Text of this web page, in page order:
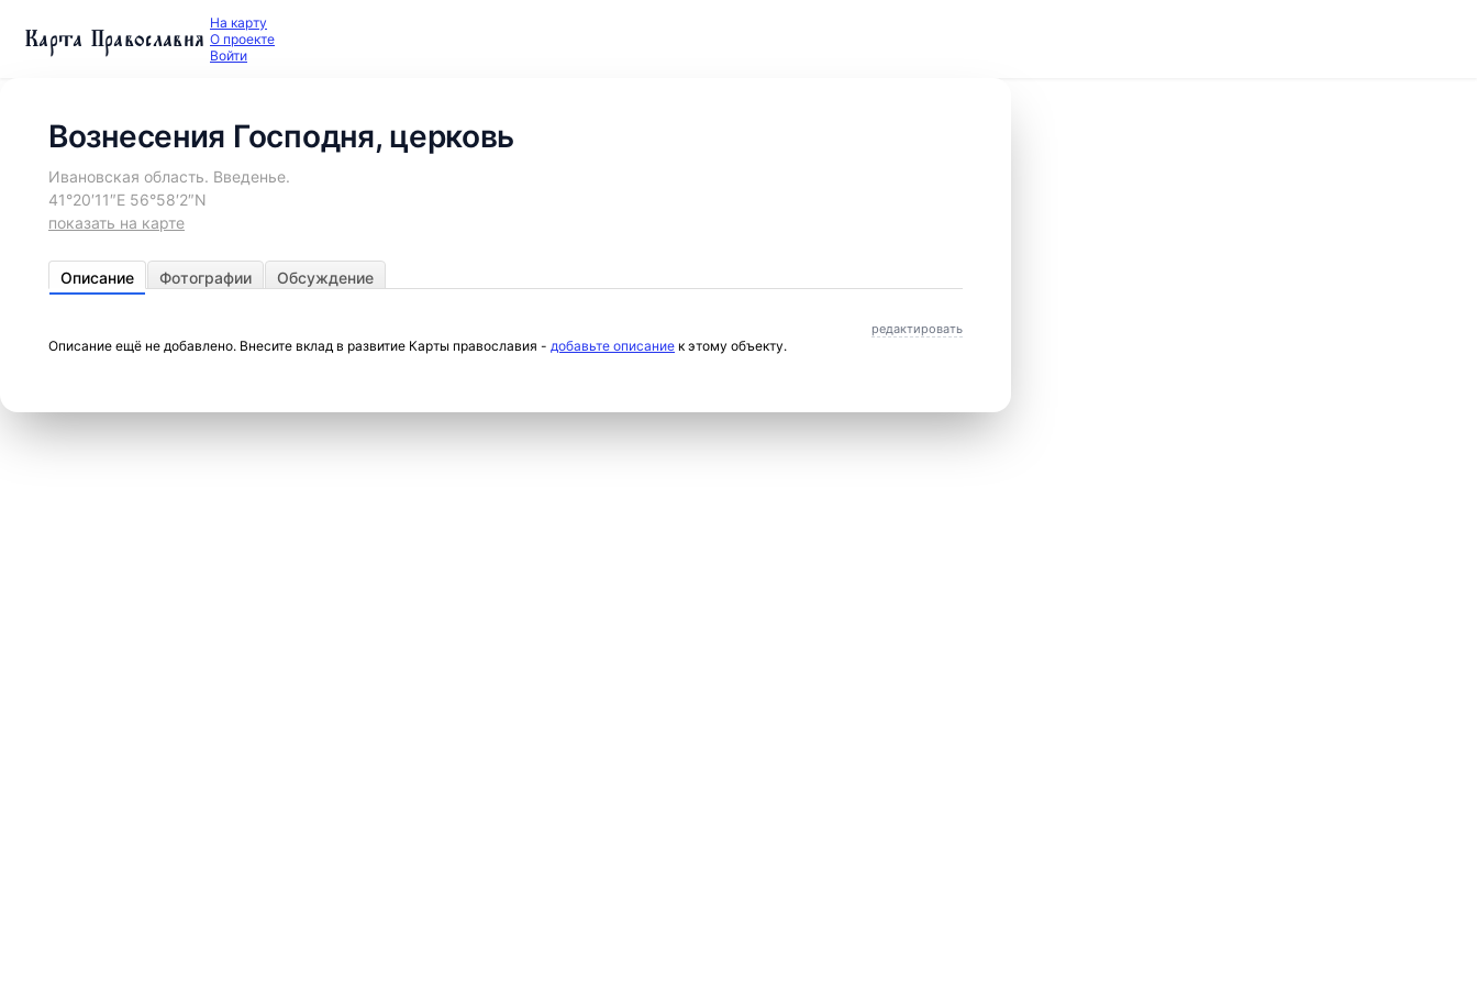
Карта Православия На карту
О проекте
Войти
Вознесения Господня, церковь
Ивановская область. Введенье.
41°20′11″E 56°58′2″N
показать на карте
Описание Фотографии Обсуждение
редактировать
Описание ещё не добавлено. Внесите вклад в развитие Карты православия - добавьте описание к этому объекту.